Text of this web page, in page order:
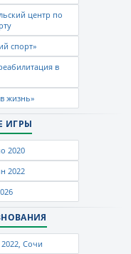
центр по
спорт»
в
жизнь»
ИГРЫ
2020
2022
Сочи